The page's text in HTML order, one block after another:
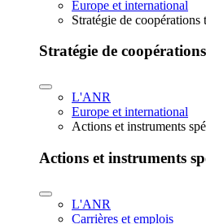
Europe et international
Stratégie de coopérations
Stratégie de
L'ANR
Europe et international
Actions et instruments
Actions et instruments
L'ANR
Carrières et emplois